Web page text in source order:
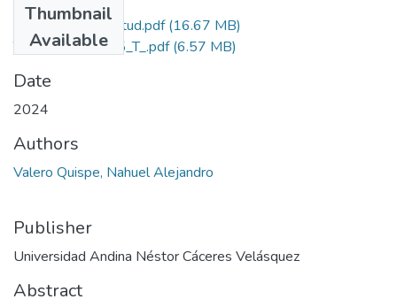
Thumbnail
Available
Grado de Similitud.pdf(16.67 MB)
T036_75741045_T_.pdf(6.57 MB)
Date
2024
Authors
Valero Quispe, Nahuel Alejandro
Publisher
Universidad Andina Néstor Cáceres Velásquez
Abstract